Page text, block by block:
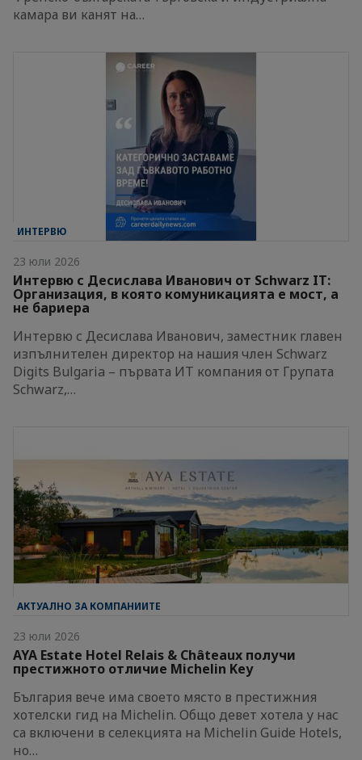
камара ви канят на…
ИНТЕРВЮ
23 юли 2026
Интервю с Десислава Иванович от Schwarz IT:
Организация, в която комуникацията е мост, а
не бариера
Интервю с Десислава Иванович, заместник главен
изпълнителен директор на нашия член Schwarz
Digits Bulgaria – първата ИТ компания от Групата
Schwarz,…
АКТУАЛНО ЗА КОМПАНИИТЕ
23 юли 2026
AYA Estate Hotel Relais & Châteaux получи
престижното отличие Michelin Key
България вече има своето място в престижния
хотелски гид на Michelin. Общо девет хотела у нас
са включени в селекцията на Michelin Guide Hotels,
но…